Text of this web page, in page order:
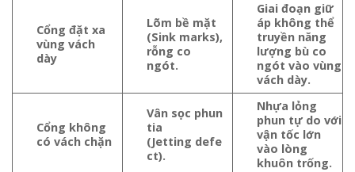
Cổng đặt xa
vùng vách
dày
Lõm bề mặt
(Sink marks),
rỗng co
ngót.
Giai đoạn giữ
áp không thể
truyền năng
lượng bù co
ngót vào vùng
vách dày.
Cổng không
có vách chặn
Vân sọc phun
tia
(Jetting defe
ct).
Nhựa lỏng
phun tự do với
vận tốc lớn
vào lòng
khuôn trống.